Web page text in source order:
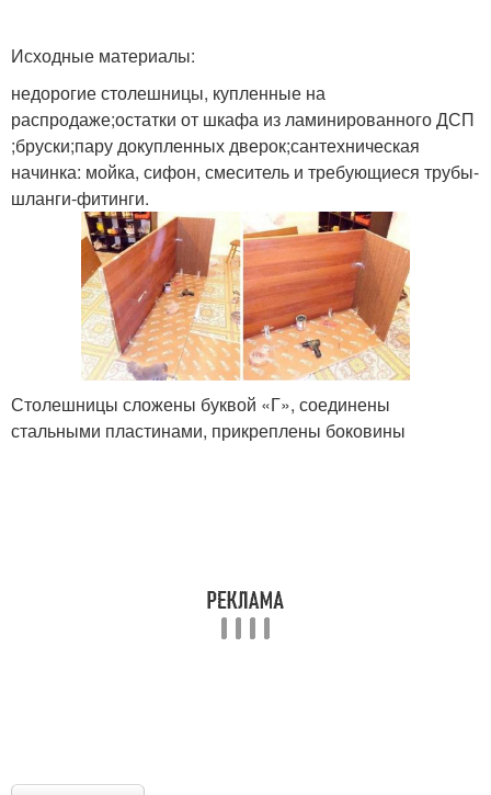
Исходные материалы:
недорогие столешницы, купленные на
распродаже;остатки от шкафа из ламинированного ДСП
;бруски;пару докупленных дверок;сантехническая
начинка: мойка, сифон, смеситель и требующиеся трубы-
шланги-фитинги.
Столешницы сложены буквой «Г», соединены
стальными пластинами, прикреплены боковины